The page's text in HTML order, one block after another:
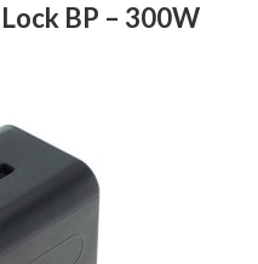
BP – 300W